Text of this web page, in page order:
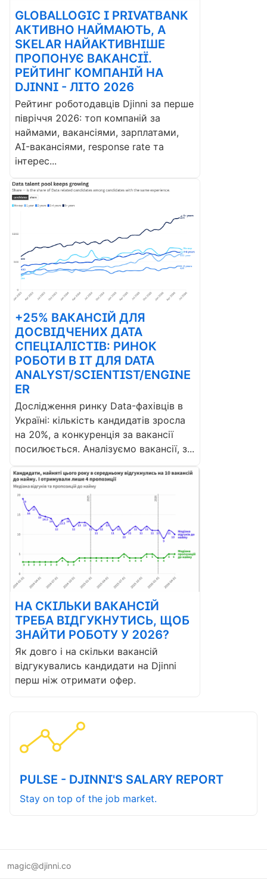
GLOBALLOGIC І PRIVATBANK
АКТИВНО НАЙМАЮТЬ, А
SKELAR НАЙАКТИВНІШЕ
ПРОПОНУЄ ВАКАНСІЇ.
РЕЙТИНГ КОМПАНІЙ НА
DJINNI - ЛІТО 2026
Рейтинг роботодавців Djinni за перше
півріччя 2026: топ компаній за
наймами, вакансіями, зарплатами,
AI-вакансіями, response rate та
інтерес...
+25% ВАКАНСІЙ ДЛЯ
ДОСВІДЧЕНИХ ДАТА
СПЕЦІАЛІСТІВ: РИНОК
РОБОТИ В ІТ ДЛЯ DATA
ANALYST/SCIENTIST/ENGINE
ER
Дослідження ринку Data-фахівців в
Україні: кількість кандидатів зросла
на 20%, а конкуренція за вакансії
посилюється. Аналізуємо вакансії, з...
НА СКІЛЬКИ ВАКАНСІЙ
ТРЕБА ВІДГУКНУТИСЬ, ЩОБ
ЗНАЙТИ РОБОТУ У 2026?
Як довго і на скільки вакансій
відгукувались кандидати на Djinni
перш ніж отримати офер.
PULSE - DJINNI'S SALARY REPORT
Stay on top of the job market.
magic@djinni.co